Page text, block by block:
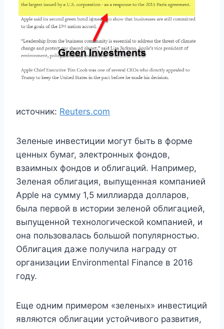
источник: Reuters.com
Зеленые инвестиции могут быть в форме
ценных бумаг, электронных фондов,
взаимных фондов и облигаций. Например,
Зеленая облигация, выпущенная компанией
Apple на сумму 1,5 миллиарда долларов,
была первой в истории зеленой облигацией,
выпущенной технологической компанией, и
она пользовалась большой популярностью.
Облигация даже получила награду от
организации Environmental Finance в 2016
году.
Еще одним примером «зеленых» инвестиций
являются облигации устойчивого развития,